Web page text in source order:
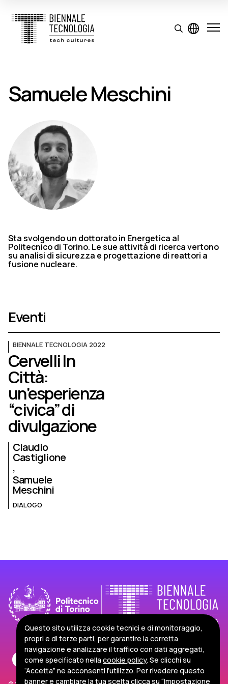
Samuele Meschini
Sta svolgendo un dottorato in Energetica al
Politecnico di Torino. Le sue attività di ricerca vertono
su analisi di sicurezza e progettazione di reattori a
fusione nucleare.
Eventi
BIENNALE TECNOLOGIA 2022
Cervelli In
Città:
un’esperienza
“civica” di
divulgazione
Claudio
Castiglione
Samuele
Meschini
DIALOGO
Questo sito utilizza cookie tecnici e di monitoraggio,
propri e di terze parti, per garantire la corretta
navigazione e analizzare il traffico con dati aggregati,
come specificato nella cookie policy. Se clicchi su
“Accetta” ne acconsenti l’utilizzo. Per rivedere questo
banner e cambiare la tua scelta clicca su “Impostazione